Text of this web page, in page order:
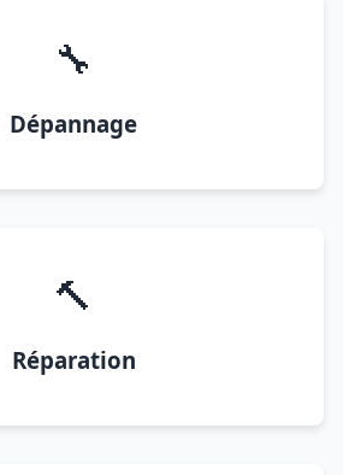
🔧
Dépannage
🔨
Réparation